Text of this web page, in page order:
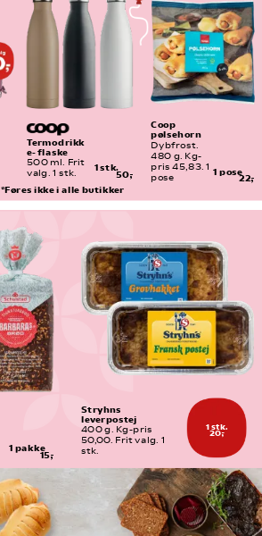
1 stk.
50,-
Termodrikk
e- flaske
500 ml. Frit
valg. 1 stk.
*Føres ikke i alle butikker
1 pose
22,-
Coop
pølsehorn
Dybfrost.
480 g. Kg-
pris 45,83. 1
pose
1 pakke
15,-
1 stk.
20,-
Stryhns
leverpostej
400 g. Kg-pris
50,00. Frit valg. 1
stk.